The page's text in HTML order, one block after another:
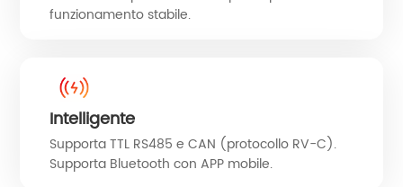
funzionamento stabile.
Intelligente
Supporta TTL RS485 e CAN (protocollo RV-C).
Supporta Bluetooth con APP mobile.